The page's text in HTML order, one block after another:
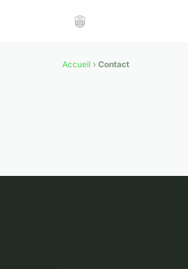
Accueil › Contact